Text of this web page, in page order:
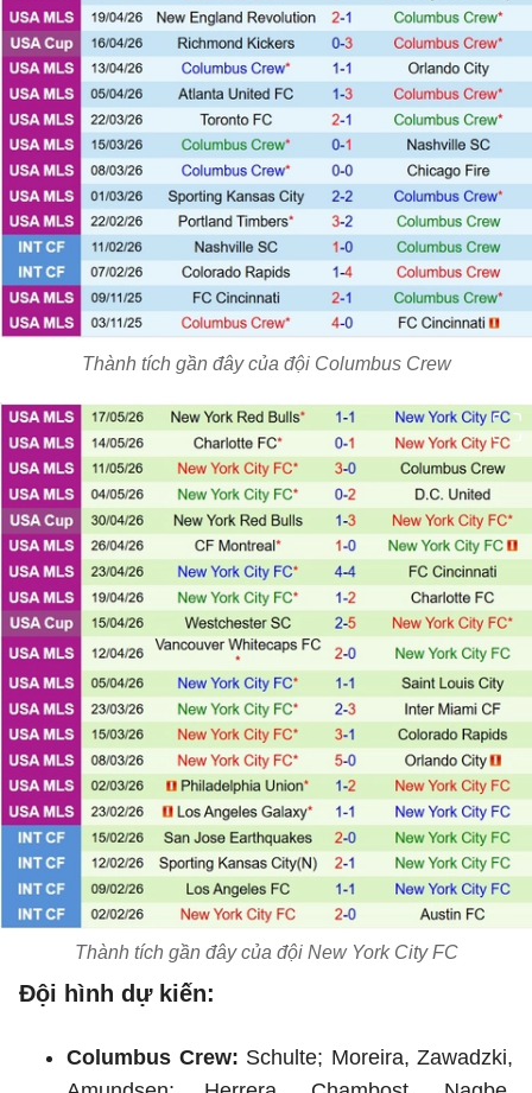
Thành tích gần đây của đội Columbus Crew
Thành tích gần đây của đội New York City FC
Đội hình dự kiến:
Columbus Crew: Schulte; Moreira, Zawadzki,